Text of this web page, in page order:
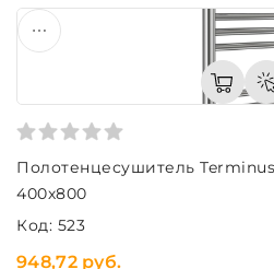
Полотенцесушитель
400х800
Код: 523
948,72 руб.